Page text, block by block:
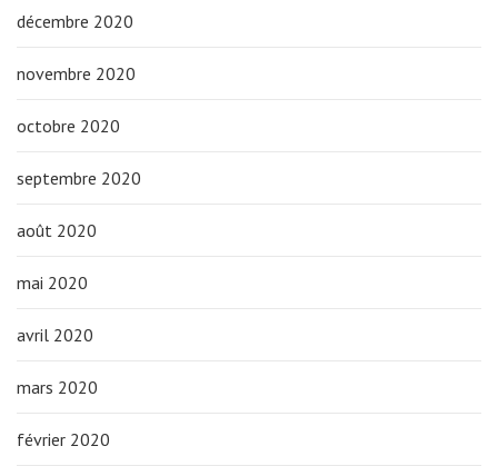
décembre 2020
novembre 2020
octobre 2020
septembre 2020
août 2020
mai 2020
avril 2020
mars 2020
février 2020